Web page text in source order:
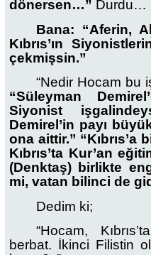
dönersen…” Durdu…
Bana: “Aferin,
Kıbrıs’ın
çekmişsin.”
“Nedir Hocam bu
“Süleyman
Siyonist
Demirel’in payı
ona aittir.” “Kıbrıs’a
Kıbrıs’ta Kur’an
(Denktaş) birlikte
mi, vatan bilinci de
Dedim ki;
“Hocam,
berbat. İkinci Filistin